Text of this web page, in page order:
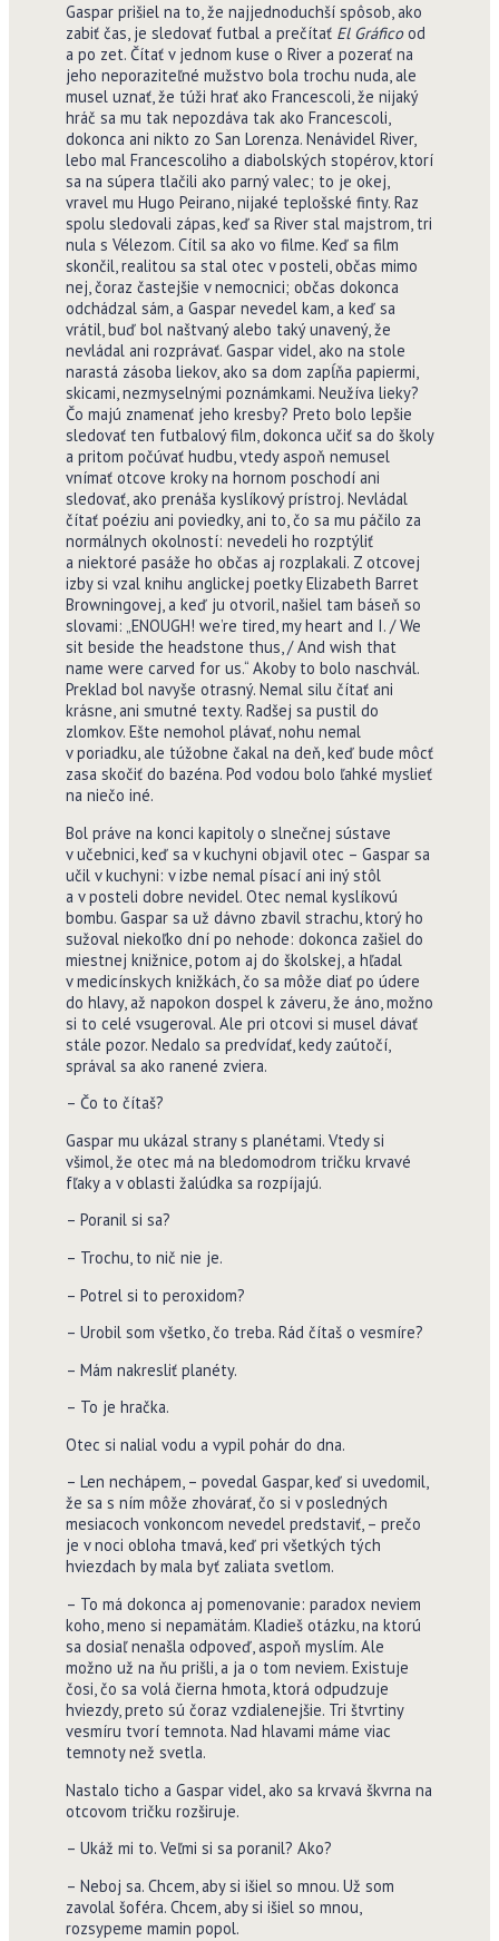
Gaspar prišiel na to, že najjednoduchší spôsob, ako
zabiť čas, je sledovať futbal a prečítať El Gráficood
a po zet. Čítať v jednom kuse o River a pozerať na
jeho neporaziteľné mužstvo bola trochu nuda, ale
musel uznať, že túži hrať ako Francescoli, že nijaký
hráč sa mu tak nepozdáva tak ako Francescoli,
dokonca ani nikto zo San Lorenza. Nenávidel River,
lebo mal Francescoliho a diabolských stopérov, ktorí
sa na súpera tlačili ako parný valec; to je okej,
vravel mu Hugo Peirano, nijaké teplošské finty. Raz
spolu sledovali zápas, keď sa River stal majstrom, tri
nula s Vélezom. Cítil sa ako vo filme. Keď sa film
skončil, realitou sa stal otec v posteli, občas mimo
nej, čoraz častejšie v nemocnici; občas dokonca
odchádzal sám, a Gaspar nevedel kam, a keď sa
vrátil, buď bol naštvaný alebo taký unavený, že
nevládal ani rozprávať. Gaspar videl, ako na stole
narastá zásoba liekov, ako sa dom zapĺňa papiermi,
skicami, nezmyselnými poznámkami. Neužíva lieky?
Čo majú znamenať jeho kresby? Preto bolo lepšie
sledovať ten futbalový film, dokonca učiť sa do školy
a pritom počúvať hudbu, vtedy aspoň nemusel
vnímať otcove kroky na hornom poschodí ani
sledovať, ako prenáša kyslíkový prístroj. Nevládal
čítať poéziu ani poviedky, ani to, čo sa mu páčilo za
normálnych okolností: nevedeli ho rozptýliť
a niektoré pasáže ho občas aj rozplakali. Z otcovej
izby si vzal knihu anglickej poetky Elizabeth Barret
Browningovej, a keď ju otvoril, našiel tam báseň so
slovami: „ENOUGH! we’re tired, my heart and I. / We
sit beside the headstone thus, / And wish that
name were carved for us.“ Akoby to bolo naschvál.
Preklad bol navyše otrasný. Nemal silu čítať ani
krásne, ani smutné texty. Radšej sa pustil do
zlomkov. Ešte nemohol plávať, nohu nemal
v poriadku, ale túžobne čakal na deň, keď bude môcť
zasa skočiť do bazéna. Pod vodou bolo ľahké myslieť
na niečo iné.
Bol práve na konci kapitoly o slnečnej sústave
v učebnici, keď sa v kuchyni objavil otec – Gaspar sa
učil v kuchyni: v izbe nemal písací ani iný stôl
a v posteli dobre nevidel. Otec nemal kyslíkovú
bombu. Gaspar sa už dávno zbavil strachu, ktorý ho
sužoval niekoľko dní po nehode: dokonca zašiel do
miestnej knižnice, potom aj do školskej, a hľadal
v medicínskych knižkách, čo sa môže diať po údere
do hlavy, až napokon dospel k záveru, že áno, možno
si to celé vsugeroval. Ale pri otcovi si musel dávať
stále pozor. Nedalo sa predvídať, kedy zaútočí,
správal sa ako ranené zviera.
– Čo to čítaš?
Gaspar mu ukázal strany s planétami. Vtedy si
všimol, že otec má na bledomodrom tričku krvavé
fľaky a v oblasti žalúdka sa rozpíjajú.
– Poranil si sa?
– Trochu, to nič nie je.
– Potrel si to peroxidom?
– Urobil som všetko, čo treba. Rád čítaš o vesmíre?
– Mám nakresliť planéty.
– To je hračka.
Otec si nalial vodu a vypil pohár do dna.
– Len nechápem, – povedal Gaspar, keď si uvedomil,
že sa s ním môže zhovárať, čo si v posledných
mesiacoch vonkoncom nevedel predstaviť, – prečo
je v noci obloha tmavá, keď pri všetkých tých
hviezdach by mala byť zaliata svetlom.
– To má dokonca aj pomenovanie: paradox neviem
koho, meno si nepamätám. Kladieš otázku, na ktorú
sa dosiaľ nenašla odpoveď, aspoň myslím. Ale
možno už na ňu prišli, a ja o tom neviem. Existuje
čosi, čo sa volá čierna hmota, ktorá odpudzuje
hviezdy, preto sú čoraz vzdialenejšie. Tri štvrtiny
vesmíru tvorí temnota. Nad hlavami máme viac
temnoty než svetla.
Nastalo ticho a Gaspar videl, ako sa krvavá škvrna na
otcovom tričku rozširuje.
– Ukáž mi to. Veľmi si sa poranil? Ako?
– Neboj sa. Chcem, aby si išiel so mnou. Už som
zavolal šoféra. Chcem, aby si išiel so mnou,
rozsypeme mamin popol.